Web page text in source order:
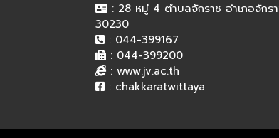
: 28 หมู่ 4 ตำบลจักราช อำเภอจัก
30230
: 044-399167
: 044-399200
: www.jv.ac.th
: chakkaratwittaya